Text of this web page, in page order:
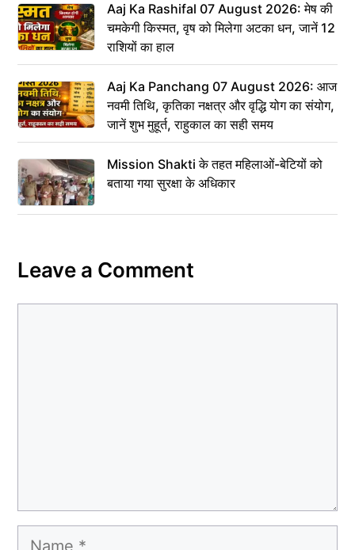
Aaj Ka Rashifal 07 August 2026: मेष की
चमकेगी किस्मत, वृष को मिलेगा अटका धन, जानें 12
राशियों का हाल
Aaj Ka Panchang 07 August 2026: आज
नवमी तिथि, कृतिका नक्षत्र और वृद्धि योग का संयोग,
जानें शुभ मुहूर्त, राहुकाल का सही समय
Mission Shakti के तहत महिलाओं-बेटियों को
बताया गया सुरक्षा के अधिकार
Leave a Comment
Name